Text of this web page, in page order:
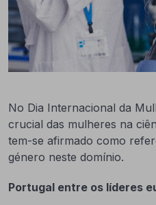
No Dia Internacional da
crucial das mulheres na
tem-se afirmado como
género neste domínio.
Portugal entre os líderes